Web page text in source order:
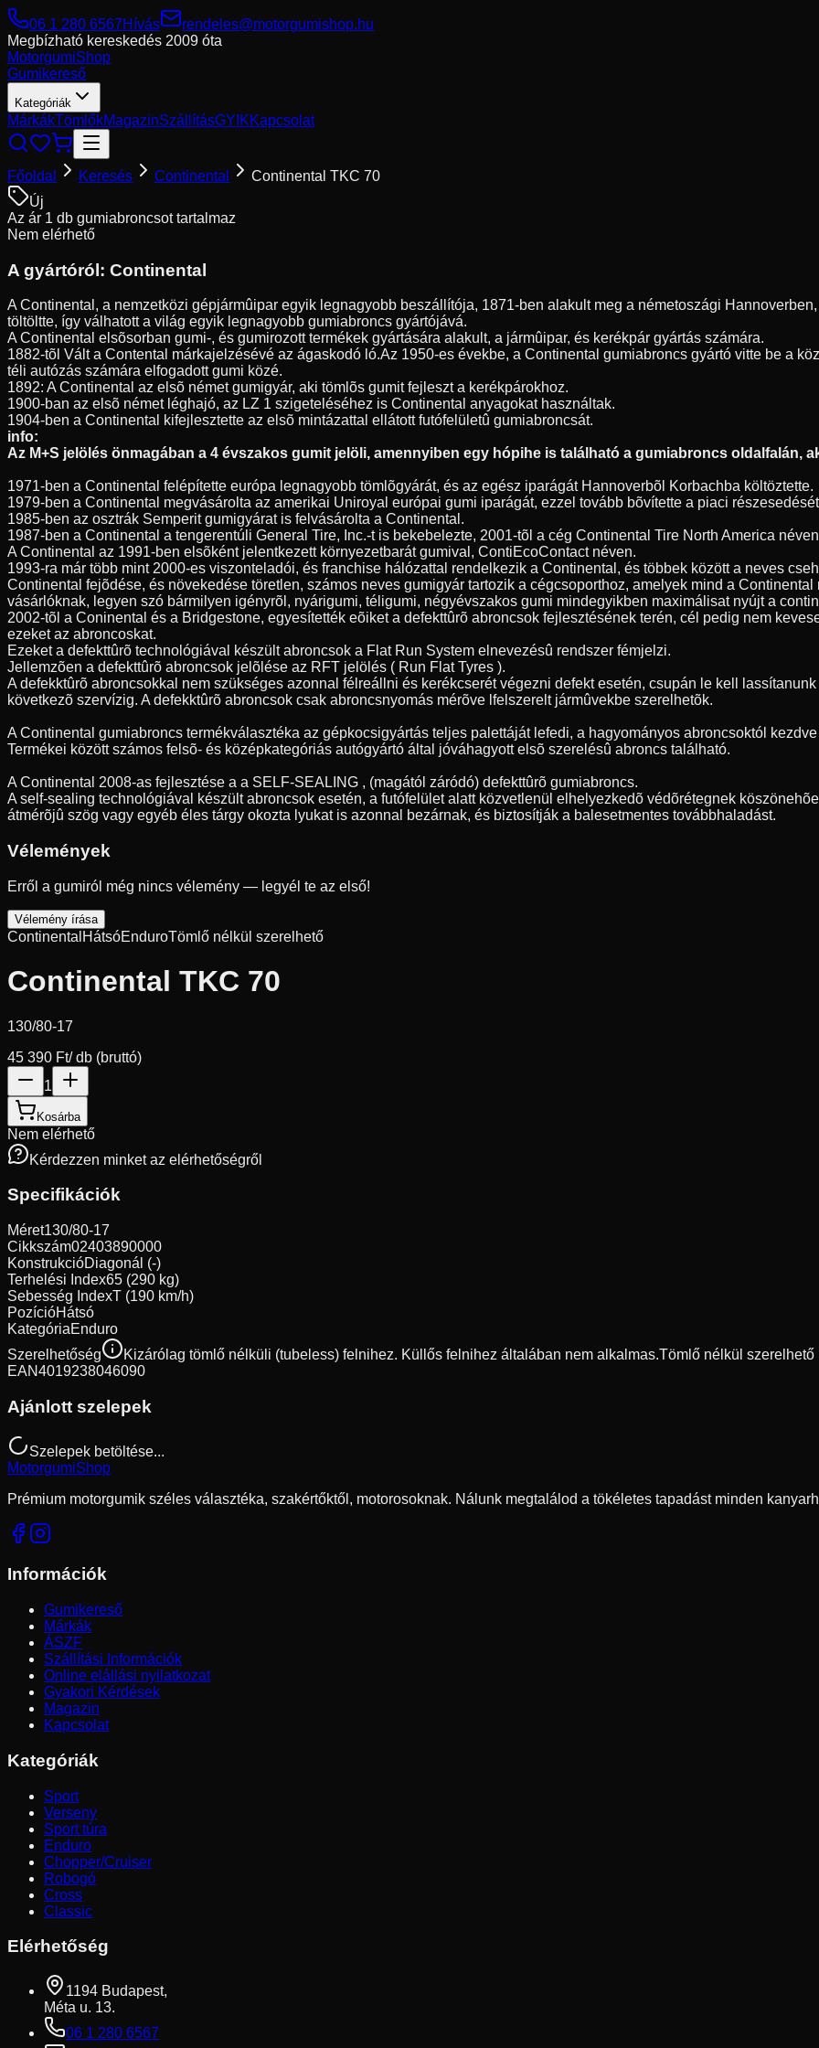
06 1 280 6567Hívás
rendeles@motorgumishop.hu
Megbízható kereskedés 2009 óta
MotorgumiShop
Gumikereső
Kategóriák
MárkákTömlőkMagazinSzállításGYIKKapcsolat
Főoldal Keresés Continental
Continental TKC 70
Új
Az ár 1 db gumiabroncsot tartalmaz
Nem elérhető
A gyártóról: Continental
A Continental, a nemzetközi gépjármûipar egyik legnagyobb beszállítója, 1871-ben alakult meg a németoszági
töltöltte, így válhatott a világ egyik legnagyobb gumiabroncs gyártójává.
A Continental elsõsorban gumi-, és gumirozott termékek gyártására alakult, a jármûipar, és kerékpár gyártás számára.
1882-tõl Vált a Contental márkajelzésévé az ágaskodó ló.Az 1950-es évekbe, a Continental gumiabroncs gyártó vitte be a
téli autózás számára elfogadott gumi közé.
1892: A Continental az elsõ német gumigyár, aki tömlõs gumit fejleszt a kerékpárokhoz.
1900-ban az elsõ német léghajó, az LZ 1 szigeteléséhez is Continental anyagokat használtak.
1904-ben a Continental kifejlesztette az elsõ mintázattal ellátott futófelületû gumiabroncsát.
info:
Az M+S jelölés önmagában a 4 évszakos gumit jelöli, amennyiben egy hópihe is található a gumiabroncs oldalfalán,
1971-ben a Continental felépítette európa legnagyobb tömlõgyárát, és az egész iparágát Hannoverbõl Korbachba költöztette.
1979-ben a Continental megvásárolta az amerikai Uniroyal európai gumi iparágát, ezzel tovább bõvítette a piaci
1985-ben az osztrák Semperit gumigyárat is felvásárolta a Continental.
1987-ben a Continental a tengerentúli General Tire, Inc.-t is bekebelezte, 2001-tõl a cég Continental Tire North America
A Continental az 1991-ben elsõként jelentkezett környezetbarát gumival, ContiEcoContact néven.
1993-ra már több mint 2000-es viszonteladói, és franchise hálózattal rendelkezik a Continental, és többek között a neves
Continental fejõdése, és növekedése töretlen, számos neves gumigyár tartozik a cégcsoporthoz, amelyek mind a
vásárlóknak, legyen szó bármilyen igényrõl, nyárigumi, téligumi, négyévszakos gumi mindegyikben maximálisat nyújt a
2002-tõl a Coninental és a Bridgestone, egyesítették eõiket a defekttûrõ abroncsok fejlesztésének terén, cél pedig nem
ezeket az abroncoskat.
Ezeket a defekttûrõ technológiával készült abroncsok a Flat Run System elnevezésû rendszer fémjelzi.
Jellemzõen a defekttûrõ abroncsok jelõlése az RFT jelölés ( Run Flat Tyres ).
A defekktûrõ abroncsokkal nem szükséges azonnal félreállni és kerékcserét végezni defekt esetén, csupán le kell
következõ szervízig. A defekktûrõ abroncsok csak abroncsnyomás mérõve lfelszerelt jármûvekbe szerelhetõk.
A Continental gumiabroncs termékválasztéka az gépkocsigyártás teljes palettáját lefedi, a hagyományos abroncsoktól
Termékei között számos felsõ- és középkategóriás autógyártó által jóváhagyott elsõ szerelésû abroncs található.
A Continental 2008-as fejlesztése a a SELF-SEALING , (magától záródó) defekttûrõ gumiabroncs.
A self-sealing technológiával készült abroncsok esetén, a futófelület alatt közvetlenül elhelyezkedõ védõrétegnek
átmérõjû szög vagy egyéb éles tárgy okozta lyukat is azonnal bezárnak, és biztosítják a balesetmentes továbbhaladást.
Vélemények
Erről a gumiról még nincs vélemény — legyél te az első!
Vélemény írása
Continental HátsóEnduroTömlő nélkül szerelhető
Continental TKC 70
130/80-17
45 390 Ft/ db (bruttó)
1
Kosárba
Nem elérhető
Kérdezzen minket az elérhetőségről
Specifikációk
Méret130/80-17
Cikkszám02403890000
KonstrukcióDiagonál (-)
Terhelési Index65 (290 kg)
Sebesség IndexT (190 km/h)
PozícióHátsó
KategóriaEnduro
Szerelhetőség
Kizárólag tömlő nélküli (tubeless) felnihez. Küllős felnihez általában nem alkalmas.Tömlő nélkül szerelhető
EAN4019238046090
Ajánlott szelepek
Szelepek betöltése...
MotorgumiShop
Prémium motorgumik széles választéka, szakértőktől, motorosoknak. Nálunk megtalálod a tökéletes tapadást minden
Információk
Gumikereső
Márkák
ÁSZF
Szállítási Információk
Online elállási nyilatkozat
Gyakori Kérdések
Magazin
Kapcsolat
Kategóriák
Sport
Verseny
Sport túra
Enduro
Chopper/Cruiser
Robogó
Cross
Classic
Elérhetőség
1194 Budapest,
Méta u. 13.
06 1 280 6567